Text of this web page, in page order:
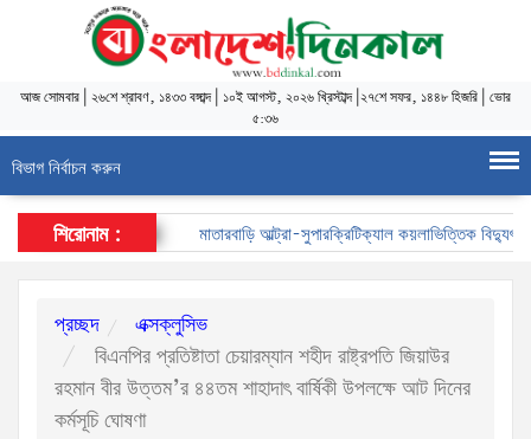
আজসোমবার ২৬শে শ্রাবণ, ১৪৩৩ বঙ্গাব্দ| ১০ই আগস্ট, ২০২৬ খ্রিস্টাব্দ| ২৭শে সফর, ১৪৪৮ হিজরি ভোর
৫:৩৬
বিভাগ নির্বাচন করুন
শিরোনাম : মাতারবাড়ি আল্ট্রা-সুপারক্রিটিক্যাল কয়লাভিত্তিক
প্রচ্ছদ
এক্সক্লুসিভ
বিএনপির প্রতিষ্টাতা চেয়ারম্যান শহীদ রাষ্ট্রপতি জিয়াউর
রহমান বীর উত্তম’র ৪৪তম শাহাদাৎ বার্ষিকী উপলক্ষে আট দিনের
কর্মসূচি ঘোষণা